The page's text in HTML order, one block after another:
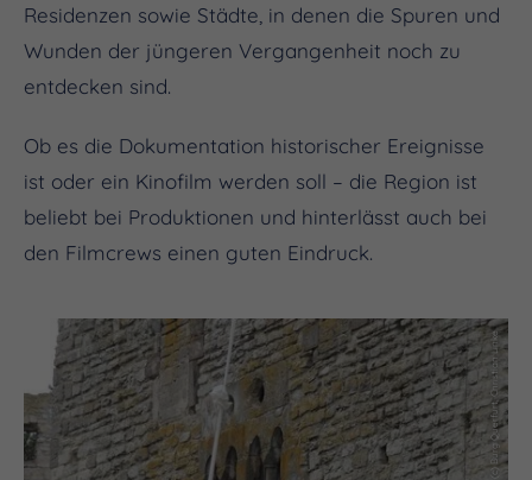
Residenzen sowie Städte, in denen die Spuren und
Wunden der jüngeren Vergangenheit noch zu
entdecken sind.
Ob es die Dokumentation historischer Ereignisse
ist oder ein Kinofilm werden soll – die Region ist
beliebt bei Produktionen und hinterlässt auch bei
den Filmcrews einen guten Eindruck.
(c) Burg Querfurt, Christian Linke